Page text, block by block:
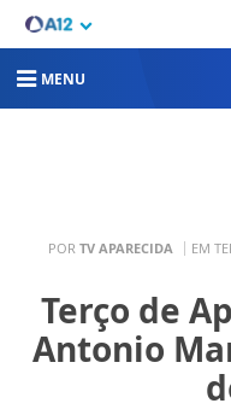
MENU
POR TV APARECIDA EM
Terço de
Antonio